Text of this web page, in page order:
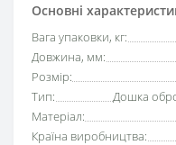
Основні
Вага упаковки, кг:
Довжина, мм:
Розмір:
Тип:
Дошка
Матеріал:
Країна виробництва: